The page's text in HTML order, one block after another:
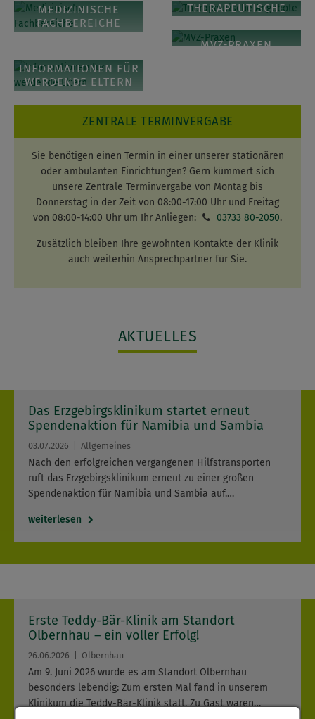
MEDIZINISCHE
FACHBEREICHE
THERAPEUTISCHE
MVZ-PRAXEN
INFORMATIONEN FÜR
WERDENDE ELTERN
ZENTRALE TERMINVERGABE
Sie benötigen einen Termin in einer unserer stationären
oder ambulanten Einrichtungen? Gern kümmert sich
unsere Zentrale Terminvergabe von Montag bis
Donnerstag in der Zeit von 08:00-17:00 Uhr und Freitag
von 08:00-14:00 Uhr um Ihr Anliegen:
03733 80-2050.
Zusätzlich bleiben Ihre gewohnten Kontakte der Klinik
auch weiterhin Ansprechpartner für Sie.
AKTUELLES
Das Erzgebirgsklinikum startet erneut
Spendenaktion für Namibia und Sambia
03.07.2026 Allgemeines
Nach den erfolgreichen vergangenen Hilfstransporten
ruft das Erzgebirgsklinikum erneut zu einer großen
Spendenaktion für Namibia und Sambia auf.…
weiterlesen
Erste Teddy-Bär-Klinik am Standort
Olbernhau – ein voller Erfolg!
26.06.2026 Olbernhau
Am 9. Juni 2026 wurde es am Standort Olbernhau
besonders lebendig: Zum ersten Mal fand in unserem
Klinikum die Teddy-Bär-Klinik statt. Zu Gast waren…